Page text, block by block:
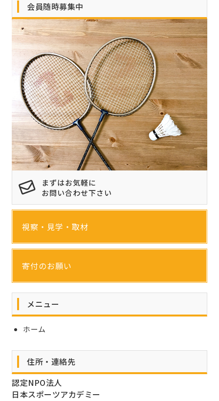
会員随時募集中
まずはお気軽に
お問い合わせ下さい
視察・見学・取材
寄付のお願い
メニュー
ホーム
住所・連絡先
認定NPO法人
日本スポーツアカデミー